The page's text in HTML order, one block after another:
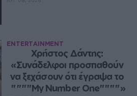
ENTERTAINMENT
Χρήστος Δάντης:
«Συνάδελφοι προσπαθούν
να ξεχάσουν ότι έγραψα το
""""My Number One""""»